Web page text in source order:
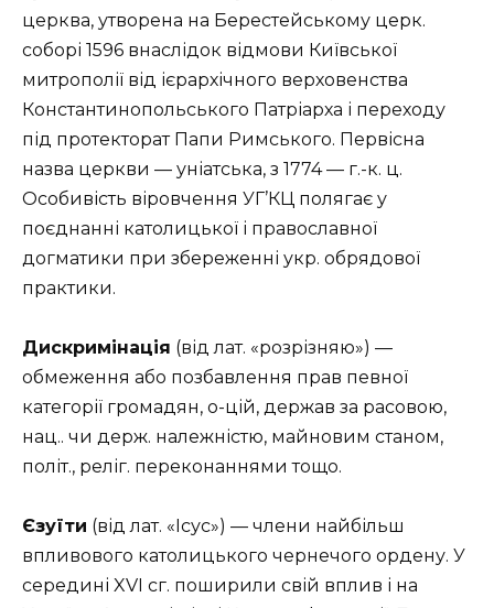
церква, утворена на Берестейському церк.
соборі 1596 внаслідок відмови Київської
митрополії від ієрархічного верховенства
Константинопольського Патріарха і переходу
під протекторат Папи Римського. Первісна
назва церкви — уніатська, з 1774 — г.-к. ц.
Особивість віровчення УГ’КЦ полягає у
поєднанні католицької і православної
догматики при збереженні укр. обрядової
практики.
Дискримінація (від лат. «розрізняю») —
обмеження або позбавлення прав певної
категорії громадян, о-цій, держав за расовою,
нац.. чи держ. належністю, майновим станом,
політ., реліг. переконаннями тощо.
Єзуїти (від лат. «Ісус») — члени найбільш
впливового католицького чернечого ордену. У
середині XVI сг. поширили свій вплив і на